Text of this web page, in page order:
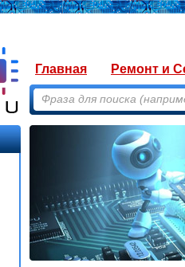
Главная Ремонт и